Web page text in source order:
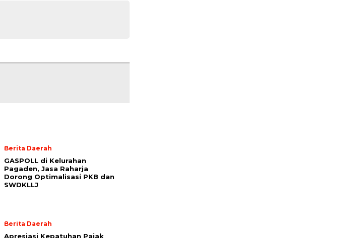
Berita Daerah
GASPOLL di Kelurahan
Pagaden, Jasa Raharja
Dorong Optimalisasi PKB dan
SWDKLLJ
Berita Daerah
Apresiasi Kepatuhan Pajak